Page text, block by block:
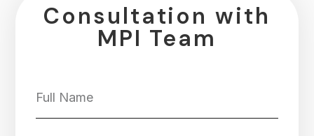
Consultation with
MPI Team